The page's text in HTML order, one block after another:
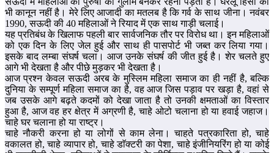
भी कानून नहीं है। मेरे लिए आजादी का मतलब है कि गर्व के साथ जीना। नवंबर
1990, सऊदी की 40 महिलाओं ने रियाद में एक साथ गाड़ी चलाई।
यह प्रतिबंध के खिलाफ पहली बार सार्वजनिक तौर पर विरोध था। इन महिलाओं
को एक दिन के लिए जेल हुई और साथ ही पासपोर्ट भी जब्त कर लिया गया।
इसके बाद लम्बा संघर्ष चला। आज उनके संघर्ष की जीत हुई है। शेर चलते हुए
आगे भी देखता है और पीछे मुड़कर भी देखता है।
आज प्रश्न केवल सऊदी अरब के मुस्लिम महिला समाज का ही नहीं है, बल्कि
दुनिया के सम्पूर्ण महिला समाज का है, वह आज जिस पड़ाव पर खड़ा है, वहां से
जब उसके आगे बढ़ते कदमों को देखा जाता है तो उनकी क्षमताओं का विस्तार
हुआ है, आज वह हर क्षेत्र में अग्रणी है, चाहे ओटो चलाना हो या हवाई जहाज।
चाहे घर चलाना हो या राष्ट्र।
चाहे नौकरी करना हो या लोगों से काम लेना। चाहते पत्रकारिता हो, चाहे
वकालत हो, चाहे व्यापार हो, चाहे डाॅक्टरी का पेशा, चाहे इंजीनियरिंग हो या कोई